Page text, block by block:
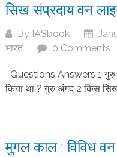
सिख संप्रदाय वन
By IASbook
भारत
0 Comments
Questions Answers 1 गुरु
किया था ? गुरु अंगद 2 किस
मुगल काल : विविध